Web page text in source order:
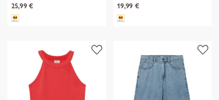
25,99 € 19,99 €